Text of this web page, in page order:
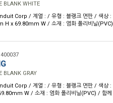
BLANK WHITE
Corp / 계열 : / 유형 : 블랭크 면판 / 색상 :
H x 69.80mm W / 소재 : 염화 폴리비닐
BLANK GRAY
Corp / 계열 : / 유형 : 블랭크 면판 / 색상
W / 소재 : 염화 폴리비닐(PVC) / 함께